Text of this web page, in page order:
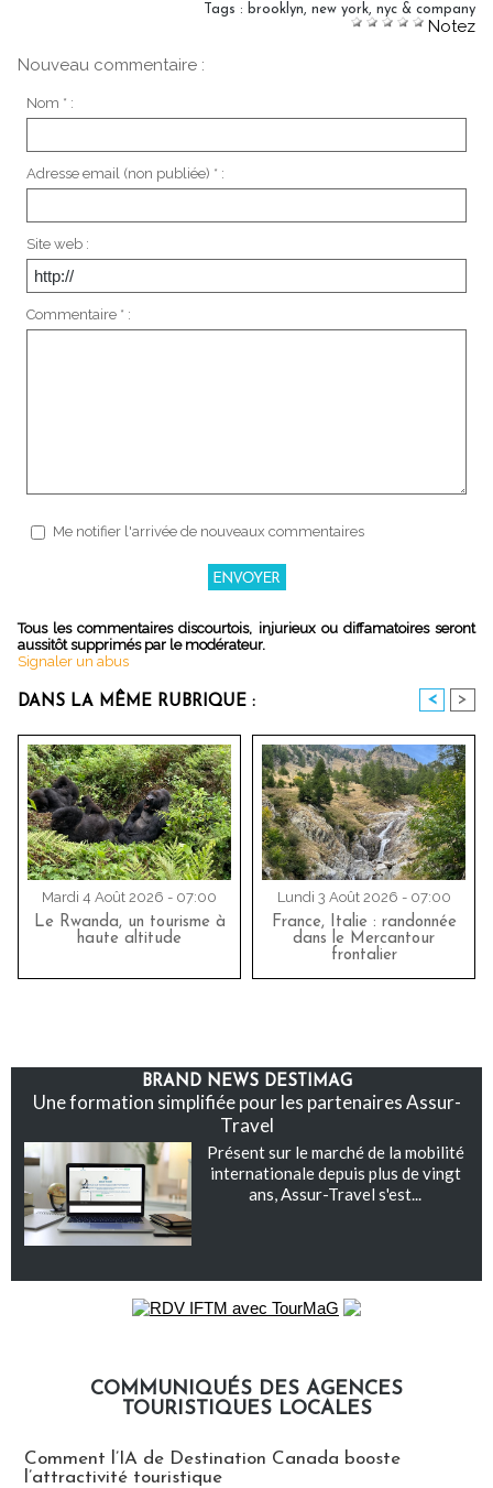
Tags : brooklyn new york nyc & company
Notez
Nouveau commentaire :
Nom * :
Adresse email (non publiée) * :
Site web :
Commentaire * :
Me notifier l'arrivée de nouveaux commentaires
Tous les commentaires discourtois, injurieux ou diffamatoires seront
aussitôt supprimés par le modérateur.
Signaler un abus
DANS LA MÊME RUBRIQUE : < >
Mardi 4 Août 2026 - 07:00
Le Rwanda, un tourisme à
haute altitude
Lundi 3 Août 2026 - 07:00
France, Italie : randonnée
dans le Mercantour
frontalier
BRAND NEWS DESTIMAG
Une formation simplifiée pour les partenaires Assur-
Travel
Présent sur le marché de la mobilité
internationale depuis plus de vingt
ans, Assur-Travel s'est...
COMMUNIQUÉS DES AGENCES
TOURISTIQUES LOCALES
Comment l’IA de Destination Canada booste
l’attractivité touristique